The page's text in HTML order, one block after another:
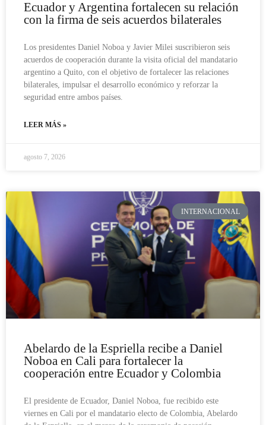
Ecuador y Argentina fortalecen su relación
con la firma de seis acuerdos bilaterales
Los presidentes Daniel Noboa y Javier Milei suscribieron seis
acuerdos de cooperación durante la visita oficial del mandatario
argentino a Quito, con el objetivo de fortalecer las relaciones
bilaterales, impulsar el desarrollo económico y reforzar la
seguridad entre ambos países.
LEER MÁS »
agosto 7, 2026
INTERNACIONAL
Abelardo de la Espriella recibe a Daniel
Noboa en Cali para fortalecer la
cooperación entre Ecuador y Colombia
El presidente de Ecuador, Daniel Noboa, fue recibido este
viernes en Cali por el mandatario electo de Colombia, Abelardo